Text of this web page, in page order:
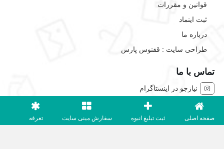
قوانین و مقررات
ثبت اینماد
درباره ما
طراحی سایت : ققنوس پارس
تماس با ما
نیازجو در اینستاگرام
شماره تماس: 02191304320
صفحه اصلی ثبت تبلیغ انبوه سفارش مینی سایت تعرفه